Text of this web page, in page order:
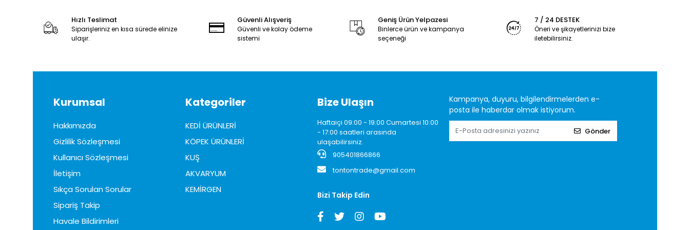
Hızlı Teslimat
Siparişleriniz en kısa sürede elinize
ulaşır.
Güvenli Alışveriş
Güvenli ve kolay ödeme
sistemi
Geniş Ürün Yelpazesi
Binlerce ürün ve kampanya
seçeneği
7 / 24 DESTEK
Öneri ve şikayetlerinizi bize
iletebilirsiniz.
Kurumsal
Hakkımızda
Gizlilik Sözleşmesi
Kullanıcı Sözleşmesi
İletişim
Sıkça Sorulan Sorular
Sipariş Takip
Havale Bildirimleri
Kategoriler
KEDİ ÜRÜNLERİ
KÖPEK ÜRÜNLERİ
KUŞ
AKVARYUM
KEMİRGEN
Bize Ulaşın
Haftaiçi 09:00 - 19:00 Cumartesi 10:00
- 17:00 saatleri arasında
ulaşabilirsiniz.
905401866866
tontontrade@gmail.com
Bizi Takip Edin
Kampanya, duyuru, bilgilendirmelerden e-
posta ile haberdar olmak istiyorum.
Gönder